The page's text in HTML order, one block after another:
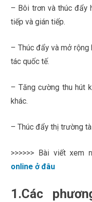
– Bôi trơn và thúc đẩy
tiếp và gián tiếp.
– Thúc đẩy và mở
tác quốc tế.
– Tăng cường thu hút
khác.
– Thúc đẩy thị trường
>>>>>> Bài viết xem
online ở đâu
1.Các